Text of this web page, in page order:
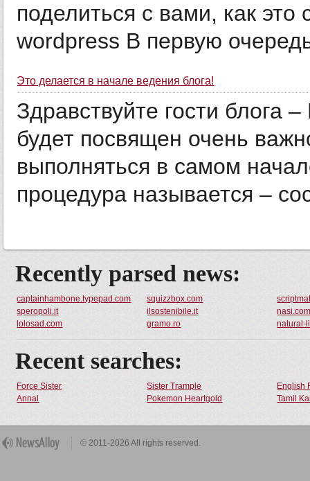
поделиться с вами, как
wordpress В первую
Это делается в начале ведения блога!
Здравствуйте гости блога
будет посвящен очень
выполняться в самом
процедура называется –
Recently parsed news:
captainhambone.typepad.com squizzbox.com
speropoli.it
ilsostenibile.it
lolosad.com
gramo.ro natural-
Recent searches:
Force Sister Sister Trample
English
Annal
Pokemon Heartgold Tamil
© 2011-2026 All rights reserved.